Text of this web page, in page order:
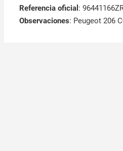
Referencia oficial :
Observaciones: Peugeot 206